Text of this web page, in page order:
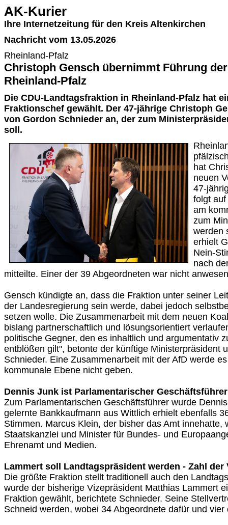
AK-Kurier
Ihre Internetzeitung für den Kreis Altenkirchen
Nachricht vom 13.05.2026
Rheinland-Pfalz
Christoph Gensch übernimmt Führung
Rheinland-Pfalz
Die CDU-Landtagsfraktion in Rheinland-Pfalz hat
Fraktionschef gewählt. Der 47-jährige Christoph
von Gordon Schnieder an, der zum
soll.
hat
neuen
47-
folgt
am
zum
werden
erhielt
Nein-
nach
mitteilte. Einer der 39 Abgeordneten war nicht
Gensch kündigte an, dass die Fraktion unter seiner
der Landesregierung sein werde, dabei jedoch
setzen wolle. Die Zusammenarbeit mit dem neuen
bislang partnerschaftlich und lösungsorientiert
politische Gegner, den es inhaltlich und argumentativ
entblößen gilt", betonte der künftige Ministerpräsident
Schnieder. Eine Zusammenarbeit mit der AfD werde
kommunale Ebene nicht geben.
Dennis Junk ist Parlamentarischer Geschäftsführer
Zum Parlamentarischen Geschäftsführer wurde
gelernte Bankkaufmann aus Wittlich erhielt ebenfalls
Stimmen. Marcus Klein, der bisher das Amt innehatte,
Staatskanzlei und Minister für Bundes- und
Ehrenamt und Medien.
Lammert soll Landtagspräsident werden - Zahl der
Die größte Fraktion stellt traditionell auch den
wurde der bisherige Vizepräsident Matthias Lammert
Fraktion gewählt, berichtete Schnieder. Seine
Schneid werden, wobei 34 Abgeordnete dafür und